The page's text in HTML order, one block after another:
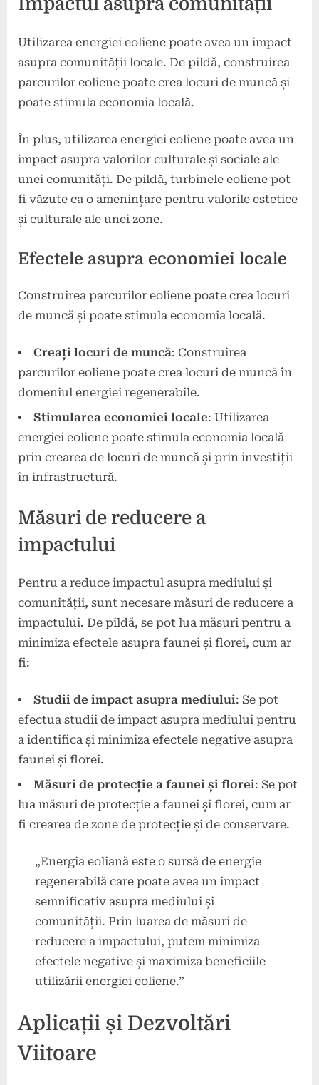
Utilizarea energiei eoliene poate avea un impact
asupra comunității locale. De pildă, construirea
parcurilor eoliene poate crea locuri de muncă și
poate stimula economia locală.
În plus, utilizarea energiei eoliene poate avea un
impact asupra valorilor culturale și sociale ale
unei comunități. De pildă, turbinele eoliene pot
fi văzute ca o amenințare pentru valorile estetice
și culturale ale unei zone.
Efectele asupra economiei locale
Construirea parcurilor eoliene poate crea locuri
de muncă și poate stimula economia locală.
Creați locuri de muncă: Construirea
parcurilor eoliene poate crea locuri de muncă în
domeniul energiei regenerabile.
Stimularea economiei locale: Utilizarea
energiei eoliene poate stimula economia locală
prin crearea de locuri de muncă și prin investiții
în infrastructură.
Măsuri de reducere a
impactului
Pentru a reduce impactul asupra mediului și
comunității, sunt necesare măsuri de reducere a
impactului. De pildă, se pot lua măsuri pentru a
minimiza efectele asupra faunei și florei, cum ar
fi:
Studii de impact asupra mediului: Se pot
efectua studii de impact asupra mediului pentru
a identifica și minimiza efectele negative asupra
faunei și florei.
Măsuri de protecție a faunei și florei: Se pot
lua măsuri de protecție a faunei și florei, cum ar
fi crearea de zone de protecție și de conservare.
„Energia eoliană este o sursă de energie
regenerabilă care poate avea un impact
semnificativ asupra mediului și
comunității. Prin luarea de măsuri de
reducere a impactului, putem minimiza
efectele negative și maximiza beneficiile
utilizării energiei eoliene.”
Aplicații și Dezvoltări
Viitoare